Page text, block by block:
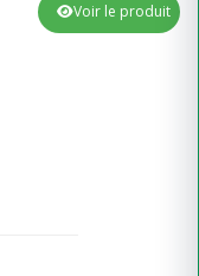
Voir le produit